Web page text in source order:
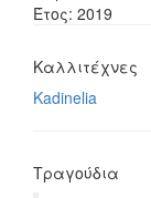
Έτος: 2019
Καλλιτέχνες
Kadinelia
Τραγούδια